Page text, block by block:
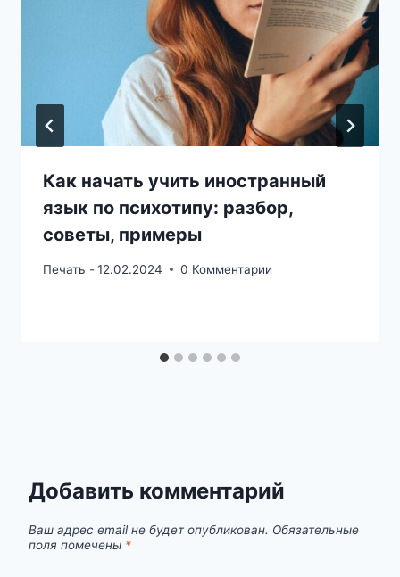
Как начать учить иностранный
язык по психотипу: разбор,
советы, примеры
Печать -12.02.2024 0 Комментарии
Добавить комментарий
Ваш адрес email не будет опубликован. Обязательные
поля помечены *